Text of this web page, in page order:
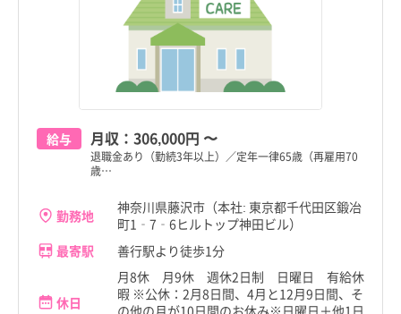
給与 月収： 306,000円 〜
退職金あり（勤続3年以上）／定年一律65歳（再雇用70
歳…
勤務地
神奈川県藤沢市（本社: 東京都千代田区鍛冶
町1‐7‐6ヒルトップ神田ビル）
最寄駅
善行駅より徒歩1分
休日
月8休 月9休 週休2日制 日曜日 有給休
暇 ※公休：2月8日間、4月と12月9日間、そ